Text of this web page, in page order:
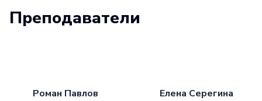
Преподаватели
Роман Павлов Елена Серегина